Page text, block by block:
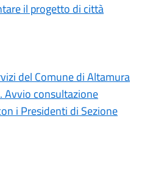
il progetto di città
del Comune di Altamura
Avvio consultazione
i Presidenti di Sezione